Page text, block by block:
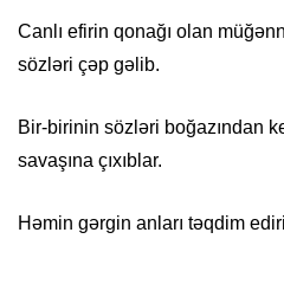
Canlı efirin qonağı olan
sözləri çəp gəlib.
Bir-birinin sözləri boğazından
savaşına çıxıblar.
Həmin gərgin anları təqdim